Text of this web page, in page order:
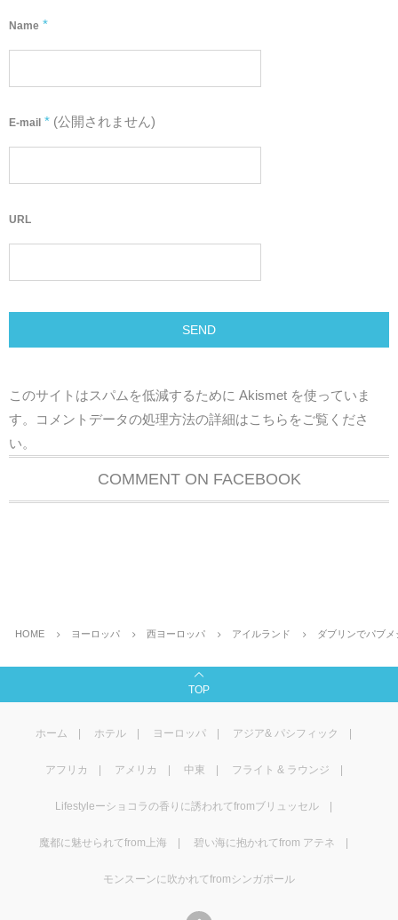
Name *
E-mail * (公開されません)
URL
このサイトはスパムを低減するために Akismet を使っていま
す。
コメントデータの処理方法の詳細はこちらをご覧くださ
い。
COMMENT ON FACEBOOK
HOME ヨーロッパ 西ヨーロッパ アイルランド ダブリンでパブメ
TOP
ホーム ホテル ヨーロッパ アジア& パシフィック
アフリカ アメリカ 中東 フライト & ラウンジ
Lifestyleーショコラの香りに誘われてfromブリュッセル
魔都に魅せられてfrom上海 碧い海に抱かれてfrom アテネ
モンスーンに吹かれてfromシンガポール